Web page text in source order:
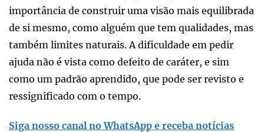
importância de construir uma visão mais equilibrada
de si mesmo, como alguém que tem qualidades, mas
também limites naturais. A dificuldade em pedir
ajuda não é vista como defeito de caráter, e sim
como um padrão aprendido, que pode ser revisto e
ressignificado com o tempo.
Siga nosso canal no WhatsApp e receba notícias